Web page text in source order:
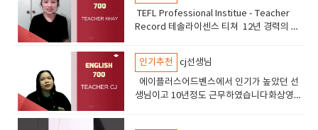
TEFL Professional Institue - Teacher
Record 테솔라이센스 티쳐 12년 경력의 선
인기추천
cj선생님
에이플러스어드벤스에서 인기가 높았던 선
생님이고 10년정도 근무하였습니다화상영어